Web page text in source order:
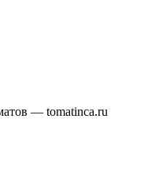
— tomatinca.ru